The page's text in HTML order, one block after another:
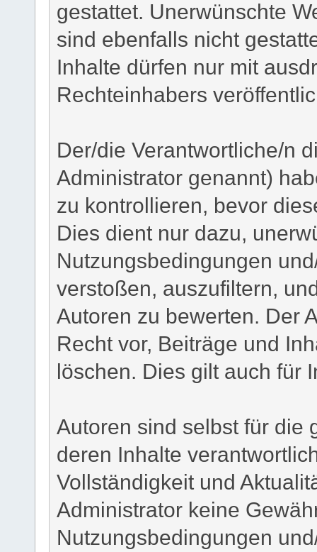
gestattet. Unerwünschte
sind ebenfalls nicht
Inhalte dürfen nur mit
Rechteinhabers
Der/die Verantwortliche/n
Administrator genannt)
zu kontrollieren, bevor
Dies dient nur dazu,
Nutzungsbedingungen
verstoßen, auszufiltern,
Autoren zu bewerten. Der
Recht vor, Beiträge und
löschen. Dies gilt auch für
Autoren sind selbst für die
deren Inhalte
Vollständigkeit und
Administrator keine
Nutzungsbedingungen